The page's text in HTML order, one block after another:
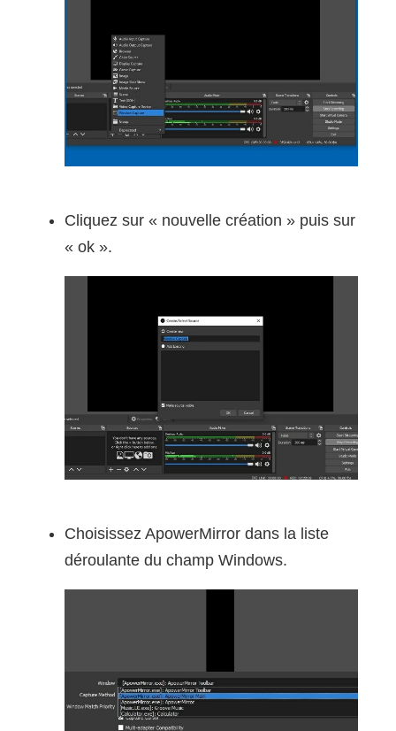
Cliquez sur « nouvelle création » puis sur
« ok ».
Choisissez ApowerMirror dans la liste
déroulante du champ Windows.